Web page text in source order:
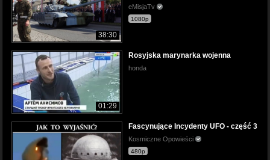
38:30
eMisjaTv
1080p
01:29
Rosyjska marynarka wojenna
honda
Fascynujące Incydenty UFO - część 3
Kosmiczne Opowieści
480p